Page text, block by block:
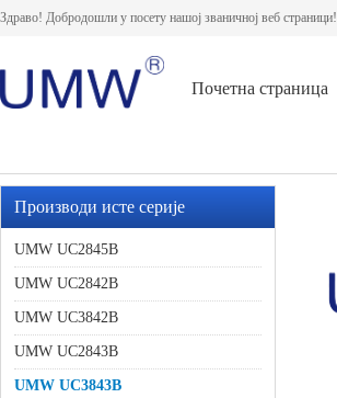
Здраво! Добродошли у посету нашој званичној веб страници!
Почетна страница
Производи исте серије
UMW UC2845B
UMW UC2842B
UMW UC3842B
UMW UC2843B
UMW UC3843B